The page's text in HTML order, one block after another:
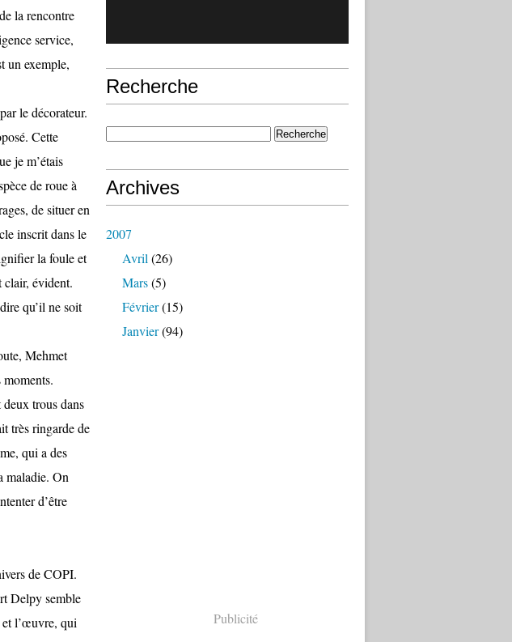
la rencontre
service,
un exemple,
le décorateur.
Cette
je m’étais
de roue à
de situer en
inscrit dans le
la foule et
clair, évident.
qu’il ne soit
Mehmet
deux trous dans
très ringarde de
qui a des
maladie. On
d’être
de COPI.
Delpy semble
l’œuvre, qui
Recherche
Archives
2007
Avril (26)
Mars(5)
Février(15)
Janvier(94)
Publicité